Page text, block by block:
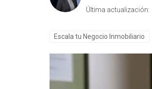
Última actualización:
Escala tu Negocio Inmobiliario